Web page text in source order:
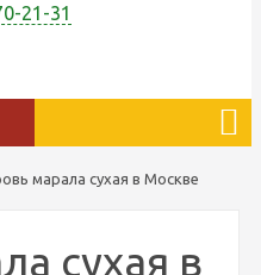
21-31
марала сухая в Москве
сухая в